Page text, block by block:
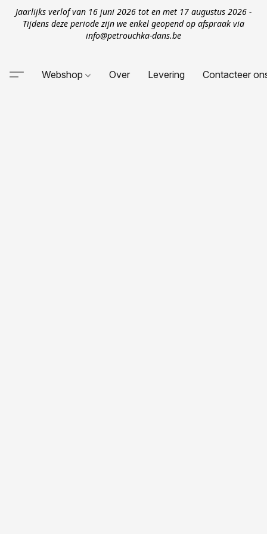
Jaarlijks verlof van 16 juni 2026 tot en met 17 augustus 2026 -
Tijdens deze periode zijn we enkel geopend op afspraak via
info@petrouchka-dans.be
Webshop Over Levering Contacteer